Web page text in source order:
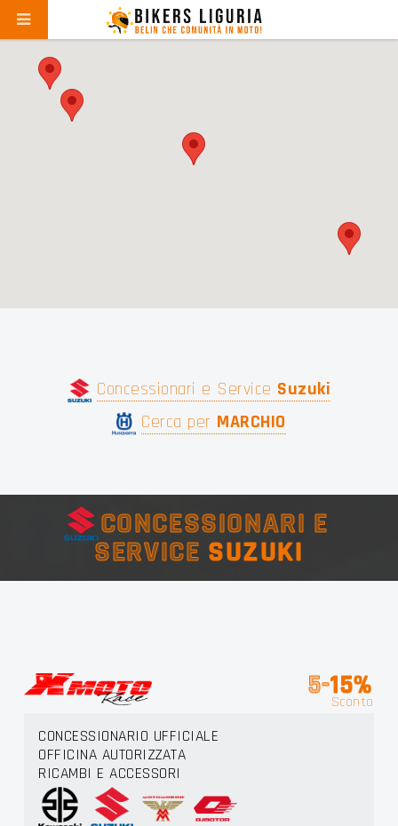
Concessionari e Service Suzuki
Cerca per MARCHIO
CONCESSIONARI E
SERVICE SUZUKI
5-15%
Sconto
CONCESSIONARIO UFFICIALE
OFFICINA AUTORIZZATA
RICAMBI E ACCESSORI